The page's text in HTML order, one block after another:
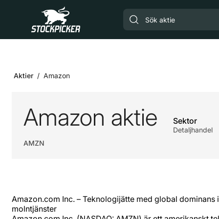
Gå till huvudinnehåll
Aktier Amazon
Amazon aktie
AMZN
Sektor
Detaljhandel
Amazon.com Inc. – Teknologijätte med global dominans
molntjänster